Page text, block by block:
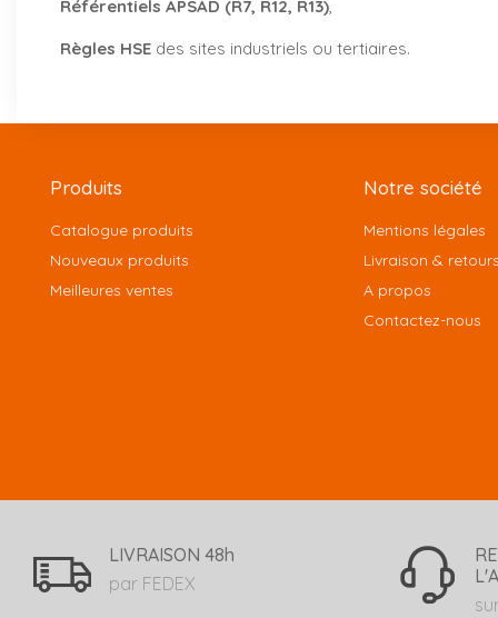
Référentiels APSAD (R7, R12, R13),
Règles HSE des sites industriels ou tertiaires.
Produits
Catalogue produits
Nouveaux produits
Meilleures ventes
Notre société
Mentions légales
Livraison &
A propos
Contactez-nous
LIVRAISON 48h
par FEDEX